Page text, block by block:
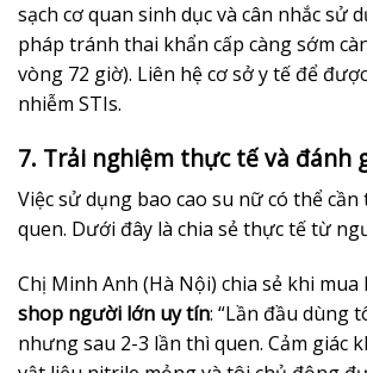
sạch cơ quan sinh dục và cân nhắc sử
pháp tránh thai khẩn cấp càng sớm
vòng 72 giờ). Liên hệ cơ sở y tế để
nhiễm STIs.
7. Trải nghiệm thực tế và đánh
Việc sử dụng bao cao su nữ có thể
quen. Dưới đây là chia sẻ thực tế từ
Chị Minh Anh (Hà Nội) chia sẻ khi
shop người lớn uy tín: “Lần đầu dùng
nhưng sau 2-3 lần thì quen. Cảm giác